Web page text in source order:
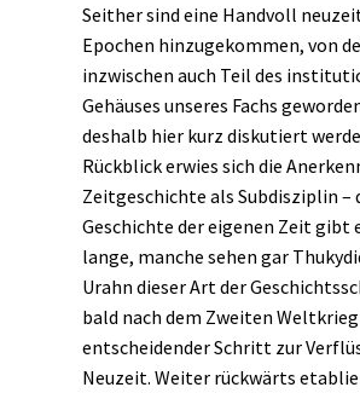
Seither sind eine Handvoll
Epochen hinzugekommen, von
inzwischen auch Teil des
Gehäuses unseres Fachs
deshalb hier kurz diskutiert
Rückblick erwies sich die
Zeitgeschichte als Subdisziplin –
Geschichte der eigenen Zeit gibt
lange, manche sehen gar
Urahn dieser Art der
bald nach dem Zweiten
entscheidender Schritt zur
Neuzeit. Weiter rückwärts